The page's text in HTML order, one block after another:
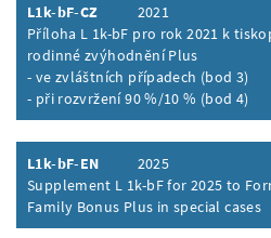
L1k-bF-CZ
2021
Příloha L 1k-bF pro rok 2021 k
rodinné zvýhodnění Plus
- ve zvláštních případech (bod 3)
- při rozvržení 90 %/10 % (bod 4)
Inhalt aufklappen
L1k-bF-EN
2025
Supplement L 1k-bF for 2025 to
Family Bonus Plus in special cases
Inhalt aufklappen